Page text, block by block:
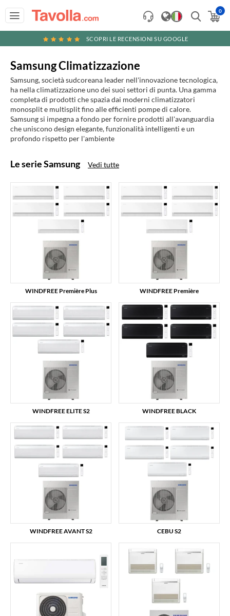
0
SCOPRI LE RECENSIONI SU GOOGLE
Samsung Climatizzazione
Samsung, società sudcoreana leader nell'innovazione tecnologica,
ha nella climatizzazione uno dei suoi settori di punta. Una gamma
completa di prodotti che spazia dai moderni climatizzatori
monosplit e multisplit fino alle efficienti pompe di calore.
Samsung si impegna a fondo per fornire prodotti all'avanguardia
che uniscono design elegante, funzionalità intelligenti e un
profondo rispetto per l'ambiente
Le serie Samsung Vedi tutte
WINDFREE Première Plus WINDFREE Première
WINDFREE ELITE S2 WINDFREE BLACK
WINDFREE AVANT S2 CEBU S2